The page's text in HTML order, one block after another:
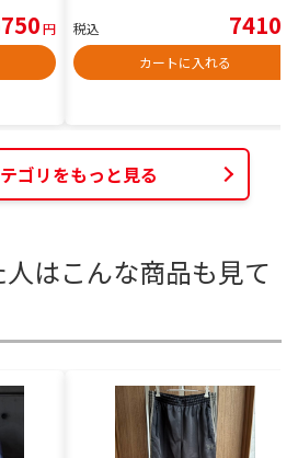
円
税込 7410
カートに入れる
ゴリをもっと見る
はこんな商品も見て